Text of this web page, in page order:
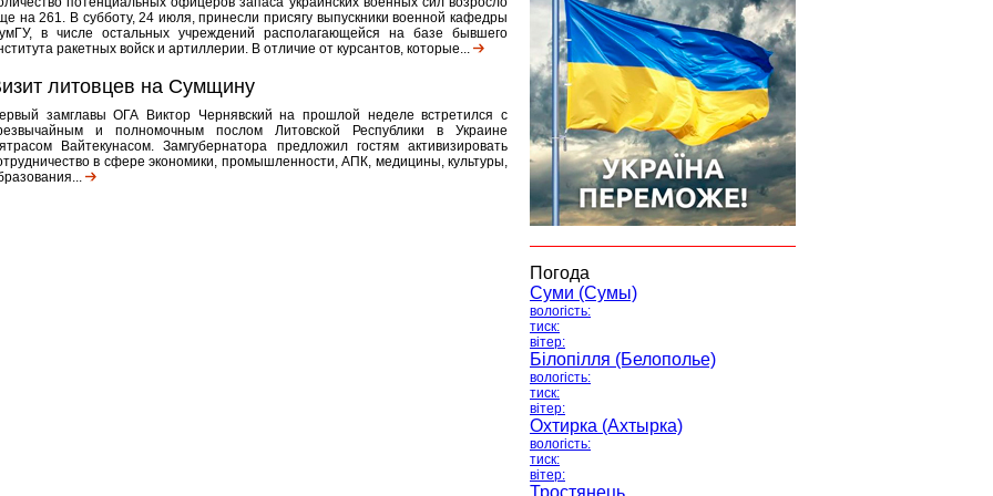
на 261. В субботу, 24 июля, принесли присягу выпускники военной кафедры
в числе остальных учреждений располагающейся на базе бывшего
ракетных войск и артиллерии. В отличие от курсантов, которые...
литовцев на Сумщину
замглавы ОГА Виктор Чернявский на прошлой неделе встретился с
и полномочным послом Литовской Республики в Украине
Вайтекунасом. Замгубернатора предложил гостям активизировать
в сфере экономики, промышленности, АПК, медицины, культуры,
Погода
Суми (Сумы)
вологість:
тиск:
вітер:
Білопілля (Белополье)
вологість:
тиск:
вітер:
Охтирка (Ахтырка)
вологість:
тиск:
вітер:
Тростянець